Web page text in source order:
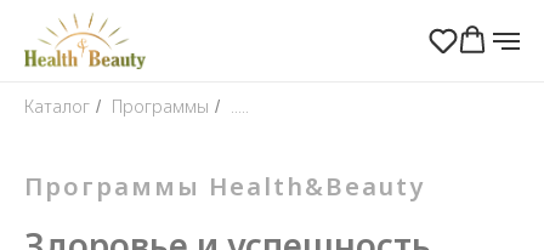
Каталог / Программы / .....
Программы Health&Beauty